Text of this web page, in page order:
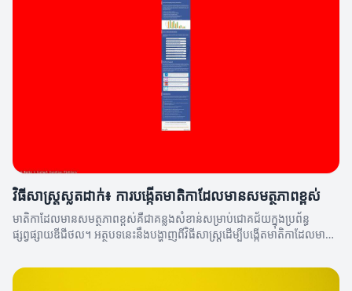
វិធីសាស្រ្តស្លតដាក់៖ ការបង្កើតមាតិកាដែលមានសមត្ថភាពខ្ពស់
មាតិកាដែលមានសមត្ថភាពខ្ពស់គឺជាគន្លងសំខាន់សម្រាប់ជោគជ័យក្នុងប្រព័ន្ធ
ផ្សព្វផ្សាយឌីជីថល។ អត្ថបទនេះនឹងបង្ហាញពីវិធីសាស្រ្តដើម្បីបង្កើតមាតិកាដែលមាន